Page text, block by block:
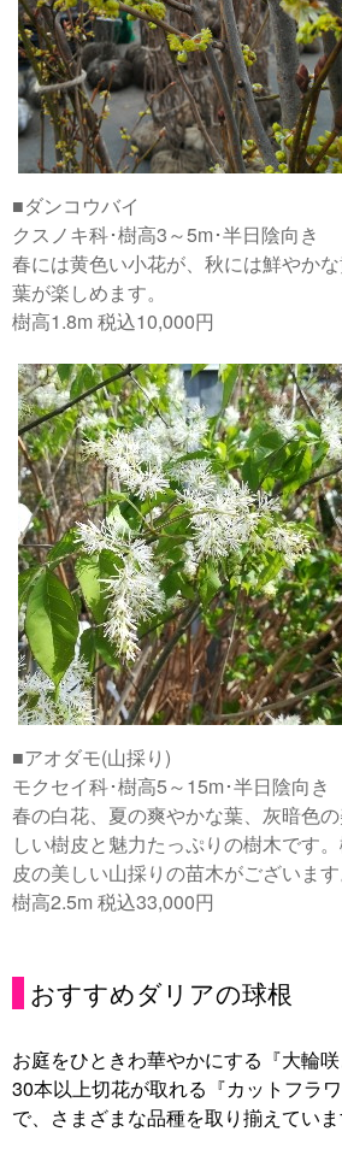
■ダンコウバイ
クスノキ科･樹高3～5m･半日陰向き
春には黄色い小花が、秋には鮮やか
葉が楽しめます。
樹高1.8m 税込10,000円
■アオダモ(山採り)
モクセイ科･樹高5～15m･半日陰向き
春の白花、夏の爽やかな葉、灰暗色
しい樹皮と魅力たっぷりの樹木です
皮の美しい山採りの苗木がございます
樹高2.5m 税込33,000円
おすすめダリアの球根
お庭をひときわ華やかにする『大輪
30本以上切花が取れる『カットフラ
で、さまざまな品種を取り揃えていま